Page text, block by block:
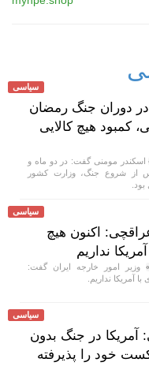
سیاسی
دوران جنگ رمضان
کمبود هیچ کالایی
اسکندر مومنی گفت: در دو ماه و
از شروع جنگ، وزارت کشور
سیاسی
اکنون هیچ
نداریم
وزیر امور خارجه ایران گفت:
آمریکا نداریم.
سیاسی
آمریکا در جنگ بدون
خود را پذیرفته